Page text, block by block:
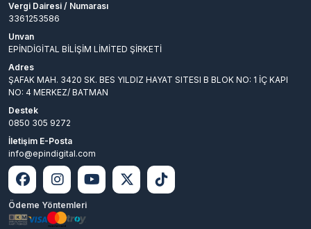
Vergi Dairesi / Numarası
3361253586
Unvan
EPİNDİGİTAL BİLİŞİM LİMİTED ŞİRKETİ
Adres
ŞAFAK MAH. 3420 SK. BES YILDIZ HAYAT SITESI B BLOK NO: 1 İÇ KAPI
NO: 4 MERKEZ/ BATMAN
Destek
0850 305 9272
İletişim E-Posta
info@epindigital.com
Ödeme Yöntemleri